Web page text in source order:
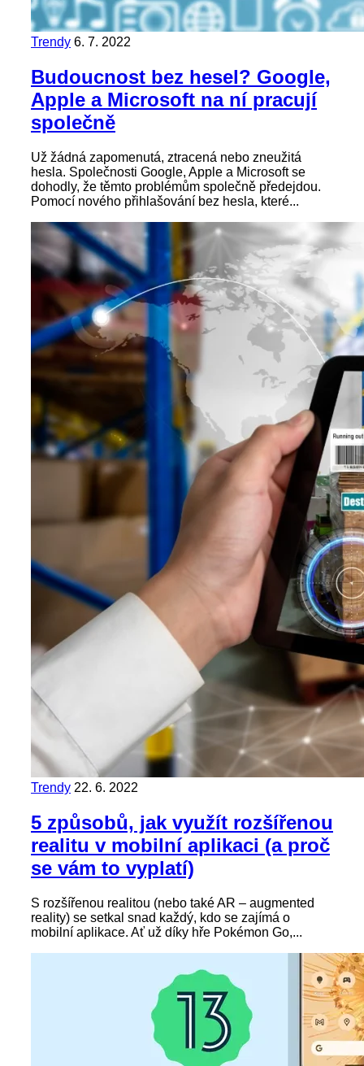
Trendy 6. 7. 2022
Budoucnost bez hesel? Google,
Apple a Microsoft na ní pracují
společně
Už žádná zapomenutá, ztracená nebo zneužitá
hesla. Společnosti Google, Apple a Microsoft se
dohodly, že těmto problémům společně předejdou.
Pomocí nového přihlašování bez hesla, které...
Trendy 22. 6. 2022
5 způsobů, jak využít rozšířenou
realitu v mobilní aplikaci (a proč
se vám to vyplatí)
S rozšířenou realitou (nebo také AR – augmented
reality) se setkal snad každý, kdo se zajímá o
mobilní aplikace. Ať už díky hře Pokémon Go,...